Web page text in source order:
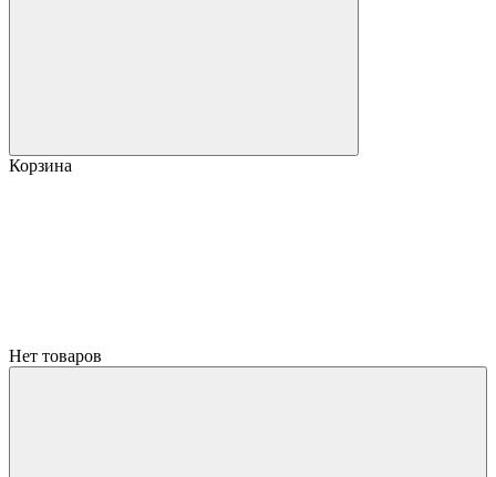
Корзина
Нет товаров